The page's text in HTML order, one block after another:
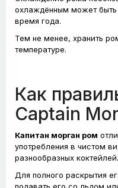
охлаждённым может быть
время года.
Тем не менее, хранить
температуре.
Как
Captain
Капитан морган ром
употребления в чистом
разнообразных коктейлей.
Для полного раскрытия